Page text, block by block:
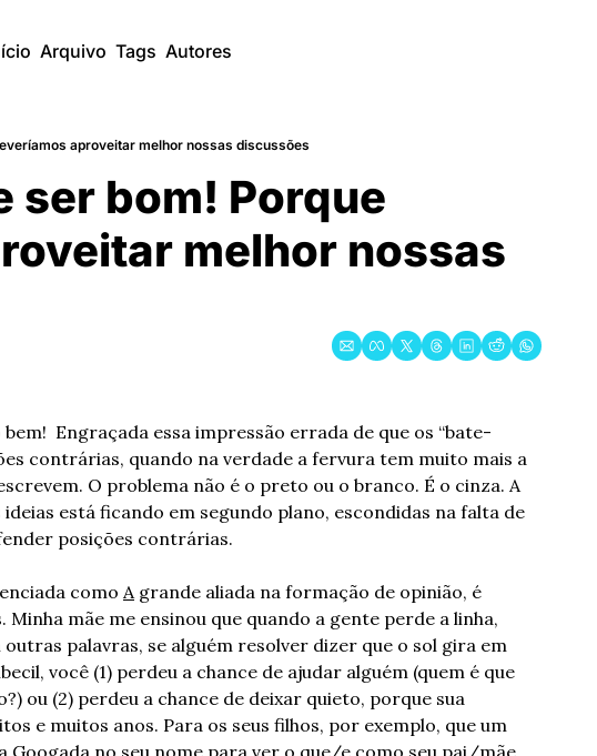
Arquivo Tags Autores
aproveitar melhor nossas discussões
ser bom! Porque
melhor nossas
Engraçada essa impressão errada de que os “bate-
contrárias, quando na verdade a fervura tem muito mais a
O problema não é o preto ou o branco. É o cinza. A
está ficando em segundo plano, escondidas na falta de
posições contrárias.
como A grande aliada na formação de opinião, é
mãe me ensinou que quando a gente perde a linha,
outras palavras, se alguém resolver dizer que o sol gira em
você (1) perdeu a chance de ajudar alguém (quem é que
ou (2) perdeu a chance de deixar quieto, porque sua
e muitos anos. Para os seus filhos, por exemplo, que um
no seu nome para ver o que/e como seu pai/mãe